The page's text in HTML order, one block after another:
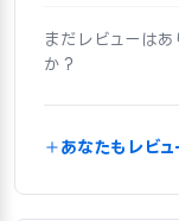
まだレビューは
か？
あなたもレビ